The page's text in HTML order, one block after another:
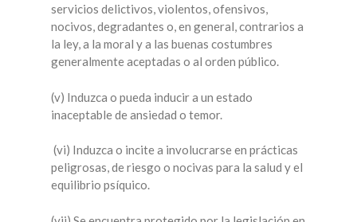
servicios delictivos, violentos, ofensivos,
nocivos, degradantes o, en general, contrarios a
la ley, a la moral y a las buenas costumbres
generalmente aceptadas o al orden público.
(v) Induzca o pueda inducir a un estado
inaceptable de ansiedad o temor.
(vi) Induzca o incite a involucrarse en prácticas
peligrosas, de riesgo o nocivas para la salud y el
equilibrio psíquico.